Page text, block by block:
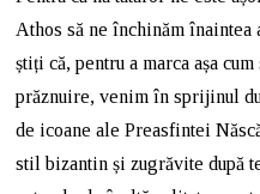
Athos să ne închinăm înaintea
știți că, pentru a marca așa
prăznuire, venim în sprijinul
de icoane ale Preasfintei
stil bizantin și zugrăvite după